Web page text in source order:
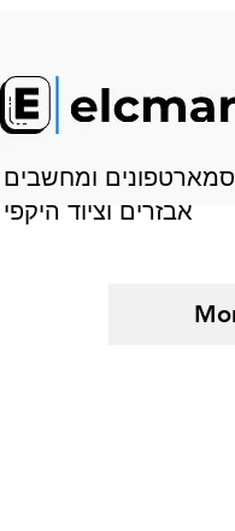
סמארטפונים ומחשבים
אבזרים וציוד היקפי